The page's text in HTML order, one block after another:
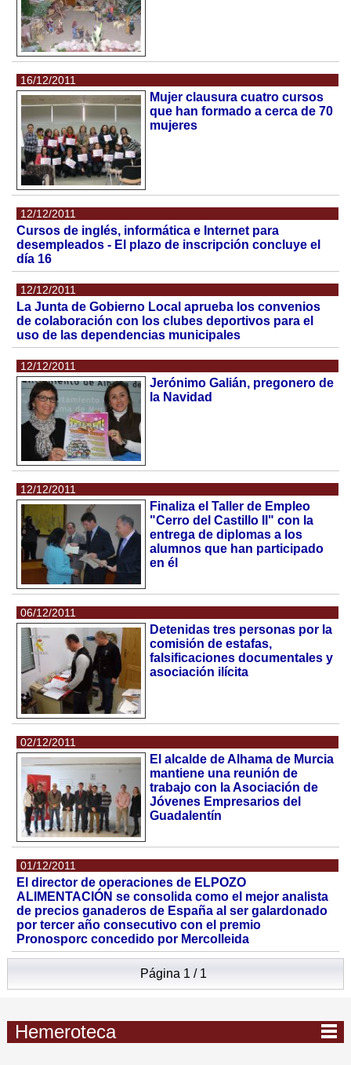
16/12/2011
Mujer clausura cuatro cursos
que han formado a cerca de 70
mujeres
12/12/2011
Cursos de inglés, informática e Internet para
desempleados - El plazo de inscripción concluye el
día 16
12/12/2011
La Junta de Gobierno Local aprueba los convenios
de colaboración con los clubes deportivos para el
uso de las dependencias municipales
12/12/2011
Jerónimo Galián, pregonero de
la Navidad
12/12/2011
Finaliza el Taller de Empleo
"Cerro del Castillo II" con la
entrega de diplomas a los
alumnos que han participado
en él
06/12/2011
Detenidas tres personas por la
comisión de estafas,
falsificaciones documentales y
asociación ilícita
02/12/2011
El alcalde de Alhama de Murcia
mantiene una reunión de
trabajo con la Asociación de
Jóvenes Empresarios del
Guadalentín
01/12/2011
El director de operaciones de ELPOZO
ALIMENTACIÓN se consolida como el mejor analista
de precios ganaderos de España al ser galardonado
por tercer año consecutivo con el premio
Pronosporc concedido por Mercolleida
Página 1 / 1
Hemeroteca